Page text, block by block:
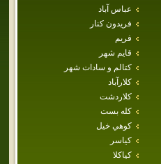
عباس آباد
فريدون كنار
فريم
قايم شهر
كتالم و سادات شهر
كلارآباد
كلاردشت
كله بست
كوهي خيل
كياسر
كياكلا